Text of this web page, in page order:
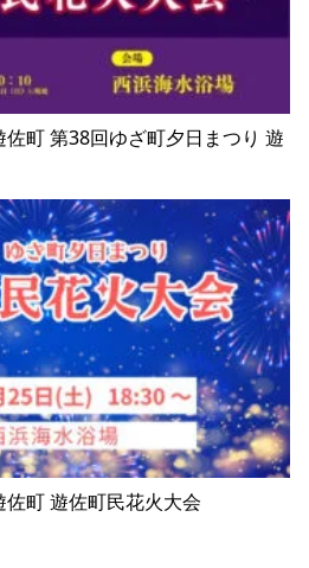
佐町 第38回ゆざ町夕日まつり 遊
佐町 遊佐町民花火大会